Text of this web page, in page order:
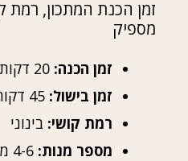
זמן הכנת המתכון, רמת
מספיק
זמן הכנה:
זמן בישול:
רמת קושי: בינוני
מספר מנות: